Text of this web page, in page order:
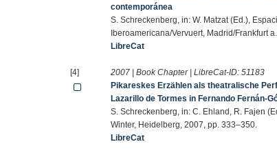
contemporánea
S. Schreckenberg, in: W. Matzat (Ed.),
Iberoamericana/Vervuert, Madrid/Frankfurt
LibreCat
[4] 2007 | Book Chapter | LibreCat-ID:51183
Pikareskes Erzählen als theatralische
Lazarillo de Tormes in Fernando Fernán-
S. Schreckenberg, in: C. Ehland, R. Fajen
Winter, Heidelberg, 2007, pp. 333–350.
LibreCat